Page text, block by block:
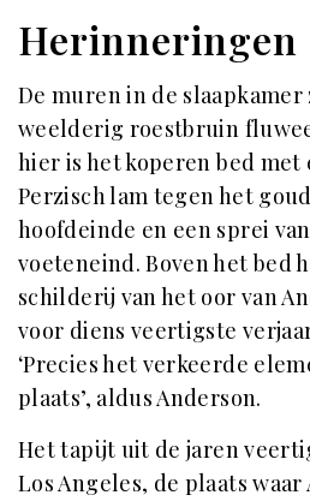
Herinneringen
De muren in de
weelderig roestbruin
hier is het koperen bed met
Perzisch lam tegen het
hoofdeinde en een sprei
voeteneind. Boven het bed
schilderij van het oor van
voor diens veertigste
‘Precies het verkeerde
plaats’, aldus Anderson.
Het tapijt uit de jaren
Los Angeles, de plaats